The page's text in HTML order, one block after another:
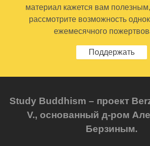
материал кажется вам
рассмотрите возможность
ежемесячного
Поддержать
Study Buddhism – проект
V., основанный д-ром
Берзиным.